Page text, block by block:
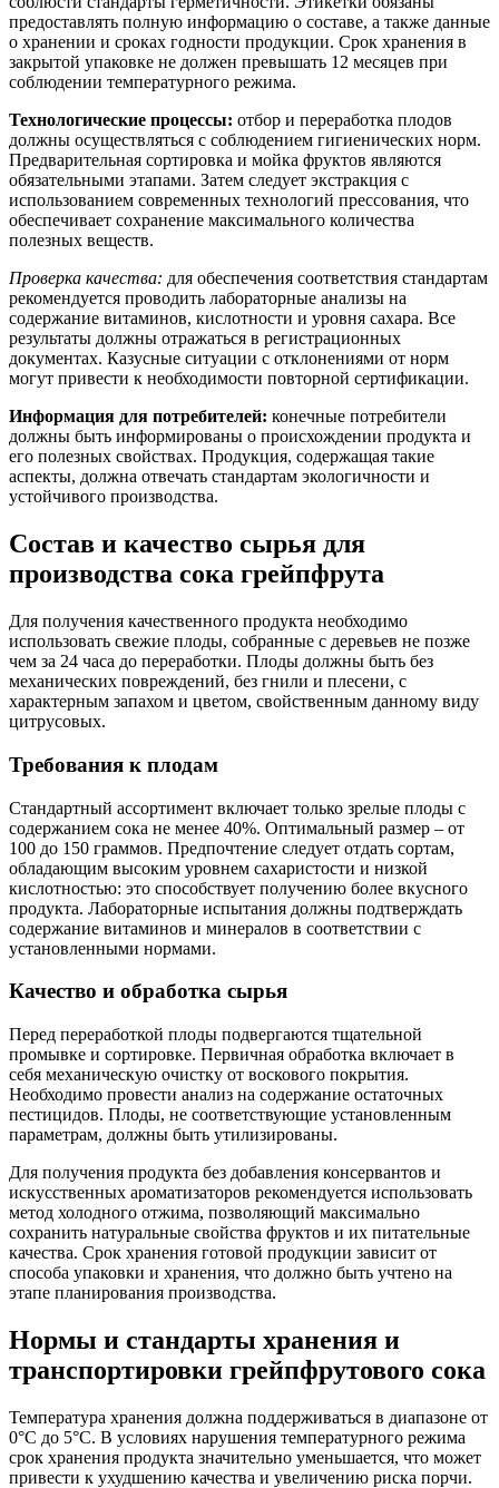
предоставлять полную информацию о составе, а также данные
о хранении и сроках годности продукции. Срок хранения в
закрытой упаковке не должен превышать 12 месяцев при
соблюдении температурного режима.
Технологические процессы: отбор и переработка плодов
должны осуществляться с соблюдением гигиенических норм.
Предварительная сортировка и мойка фруктов являются
обязательными этапами. Затем следует экстракция с
использованием современных технологий прессования, что
обеспечивает сохранение максимального количества
полезных веществ.
Проверка качества: для обеспечения соответствия стандартам
рекомендуется проводить лабораторные анализы на
содержание витаминов, кислотности и уровня сахара. Все
результаты должны отражаться в регистрационных
документах. Казусные ситуации с отклонениями от норм
могут привести к необходимости повторной сертификации.
Информация для потребителей: конечные потребители
должны быть информированы о происхождении продукта и
его полезных свойствах. Продукция, содержащая такие
аспекты, должна отвечать стандартам экологичности и
устойчивого производства.
Состав и качество сырья для
производства сока грейпфрута
Для получения качественного продукта необходимо
использовать свежие плоды, собранные с деревьев не позже
чем за 24 часа до переработки. Плоды должны быть без
механических повреждений, без гнили и плесени, с
характерным запахом и цветом, свойственным данному виду
цитрусовых.
Требования к плодам
Стандартный ассортимент включает только зрелые плоды с
содержанием сока не менее 40%. Оптимальный размер – от
100 до 150 граммов. Предпочтение следует отдать сортам,
обладающим высоким уровнем сахаристости и низкой
кислотностью: это способствует получению более вкусного
продукта. Лабораторные испытания должны подтверждать
содержание витаминов и минералов в соответствии с
установленными нормами.
Качество и обработка сырья
Перед переработкой плоды подвергаются тщательной
промывке и сортировке. Первичная обработка включает в
себя механическую очистку от воскового покрытия.
Необходимо провести анализ на содержание остаточных
пестицидов. Плоды, не соответствующие установленным
параметрам, должны быть утилизированы.
Для получения продукта без добавления консервантов и
искусственных ароматизаторов рекомендуется использовать
метод холодного отжима, позволяющий максимально
сохранить натуральные свойства фруктов и их питательные
качества. Срок хранения готовой продукции зависит от
способа упаковки и хранения, что должно быть учтено на
этапе планирования производства.
Нормы и стандарты хранения и
транспортировки грейпфрутового сока
Температура хранения должна поддерживаться в диапазоне от
0°C до 5°C. В условиях нарушения температурного режима
срок хранения продукта значительно уменьшается, что может
привести к ухудшению качества и увеличению риска порчи.